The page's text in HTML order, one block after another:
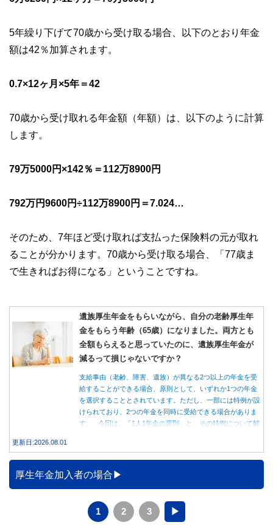
5年繰り下げて70歳から受け取る場合、以下のとおり年金
額は42％加算されます。
0.7×12ヶ月×5年＝42
70歳から受け取れる年金額（年額）は、以下のように計算
します。
79万5000円×142％＝112万8900円
792万円9600円÷112万8900円＝7.024…
そのため、7年ほど受け取れば支払った保険料の元が取れ
ることが分かります。70歳から受け取る場合、「77歳ま
で生きればお得になる」ということですね。
遺族厚生年金をもらいながら、自分の老齢厚生年
金をもらう年齢（65歳）になりました。両方とも
全額もらえると思っていたのに、遺族厚生年金が
減るって損じゃないですか？
支給事由（老齢、障害、遺族）が異なる2つ以上の年金を受
給することができる場合、原則として、いずれか1つの年金
を選択することとされています。ただし、一部には特例が設
けられており、2つの年金を同時に受給できる場合がありま
す。 今回は、「1人1年金の原則」と、その特例について解
更新日:2026.08.01
厚生年金加入者の場合
1 2 3 ▶